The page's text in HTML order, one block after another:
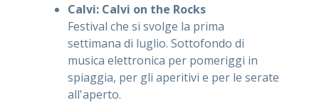
Calvi: Calvi on the Rocks
Festival che si svolge la prima
settimana di luglio. Sottofondo di
musica elettronica per pomeriggi in
spiaggia, per gli aperitivi e per le serate
all'aperto.